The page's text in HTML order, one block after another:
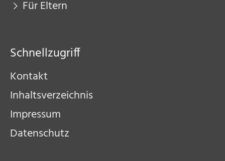
Für Eltern
Schnellzugriff
Kontakt
Inhaltsverzeichnis
Impressum
Datenschutz